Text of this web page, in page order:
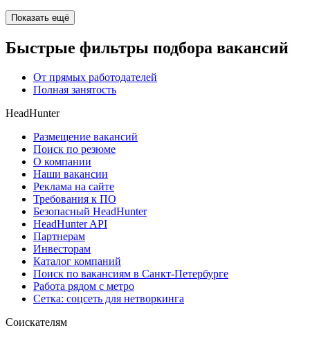
Показать ещё
Быстрые фильтры подбора вакансий
От прямых работодателей
Полная занятость
HeadHunter
Размещение вакансий
Поиск по резюме
О компании
Наши вакансии
Реклама на сайте
Требования к ПО
Безопасный HeadHunter
HeadHunter API
Партнерам
Инвесторам
Каталог компаний
Поиск по вакансиям в Санкт-Петербурге
Работа рядом с метро
Сетка: соцсеть для нетворкинга
Соискателям